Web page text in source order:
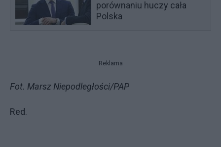
porównaniu huczy cała
Polska
Reklama
Fot. Marsz Niepodległości/PAP
Red.